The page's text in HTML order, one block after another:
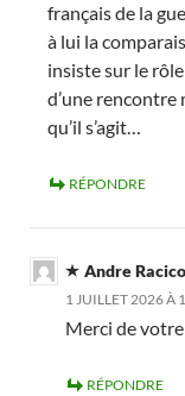
français de la
à lui la
insiste sur le
d’une rencontre
qu’il s’agit…
RÉPONDRE
Andre
1 JUILLET 2026 À
Merci de
RÉPONDRE